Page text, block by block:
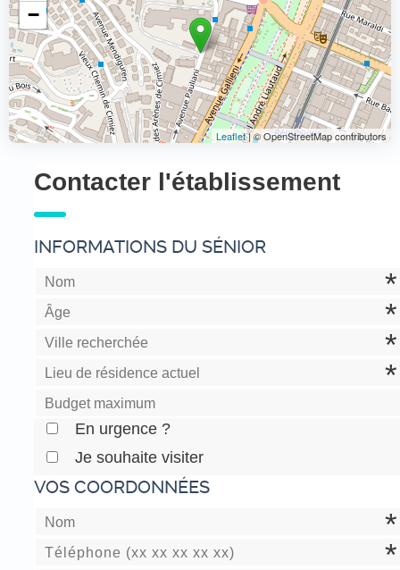
−
Leaflet| © OpenStreetMap contributors
Contacter l'établissement
INFORMATIONS DU SÉNIOR
En urgence ?
Je souhaite visiter
VOS COORDONNÉES